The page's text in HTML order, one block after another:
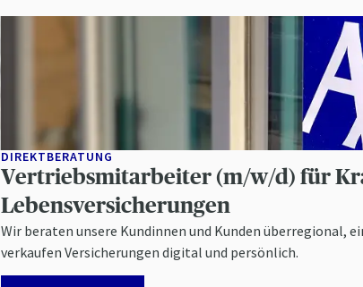
DIREKTBERATUNG
Vertriebsmitarbeiter (m/w/d) für
Lebensversicherungen
Wir beraten unsere Kundinnen und Kunden überregional,
verkaufen Versicherungen digital und persönlich.